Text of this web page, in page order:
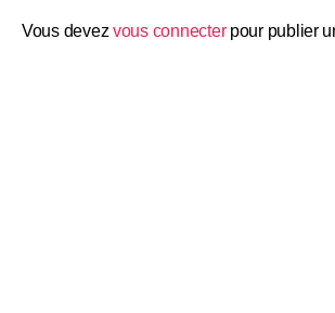
Vous devezvous connecterpour publier